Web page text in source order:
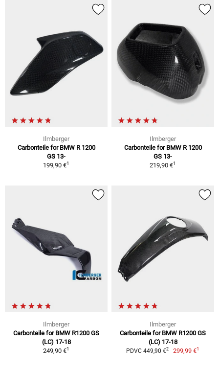
Ilmberger
Carbonteile for BMW R 1200
GS 13-
199,90 €1
Ilmberger
Carbonteile for BMW R 1200
GS 13-
219,90 €1
Ilmberger
Carbonteile for BMW R1200 GS
(LC) 17-18
249,90 €1
Ilmberger
Carbonteile for BMW R1200 GS
(LC) 17-18
PDVC 449,90 €2 299,99 €1